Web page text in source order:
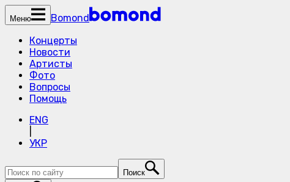
Меню
Bomond
Концерты
Новости
Артисты
Фото
Вопросы
Помощь
ENG
УКР
Поиск